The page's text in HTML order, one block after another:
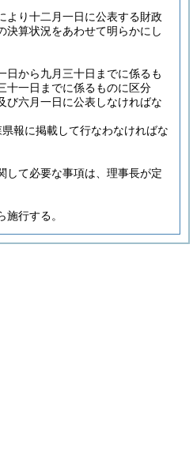
より十二月一日に公表する財政
決算状況をあわせて明らかにし
日から九月三十日までに係るも
十一日までに係るものに区分
び六月一日に公表しなければな
報に掲載して行なわなければな
して必要な事項は、理事長が定
施行する。